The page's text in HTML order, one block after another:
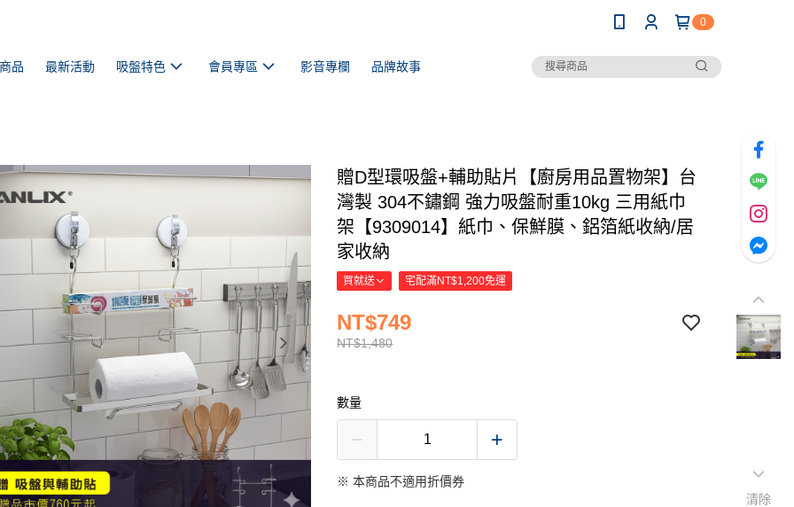
0
品 最新活動 吸盤特色 會員專區 影音專欄 品牌故事
贈D型環吸盤+輔助貼片【廚房用品置物架】台
灣製 304不鏽鋼 強力吸盤耐重10kg 三用紙巾
架【9309014】紙巾、保鮮膜、鋁箔紙收納/居
家收納
買就送 宅配滿NT$1,200免運
NT$1,480
NT$749
數量
※ 本商品不適用折價券
清除